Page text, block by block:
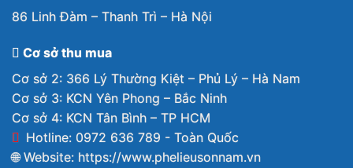
86 Linh Đàm – Thanh Trì – Hà Nội
Cơ sở thu mua
Cơ sở 2: 366 Lý Thường Kiệt – Phủ Lý – Hà Nam
Cơ sở 3: KCN Yên Phong – Bắc Ninh
Cơ sở 4: KCN Tân Bình – TP HCM
Hotline: 0972 636 789 - Toàn Quốc
🌐 Website: https://www.phelieusonnam.vn